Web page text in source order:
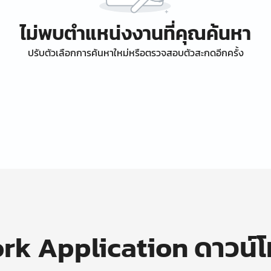
ไม่พบตำแหน่งงานที่คุณค้นหา
ปรับตัวเลือกการค้นหาใหม่หรือตรวจสอบตัวสะกดอีกครั้ง
Application ดาวน์